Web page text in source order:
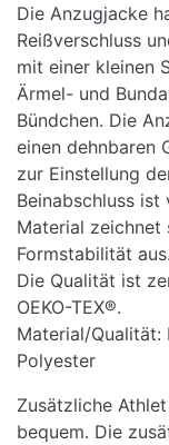
Die Anzugjacke
Reißverschluss
mit einer kleinen
Ärmel- und
Bündchen. Die
einen dehnbaren
zur Einstellung
Beinabschluss
Material zeichnet
Formstabilität aus.
Die Qualität ist
OEKO-TEX®.
Material/Qualität:
Polyester
Zusätzliche
bequem. Die